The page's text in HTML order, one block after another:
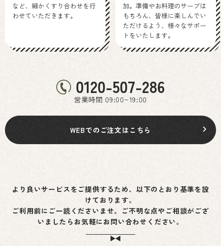
など、細かくすり合わせを行
わせていただきます。
加。準備やお料理のサーブは
もちろん、皆様に楽しんでい
ただけるよう、様々なサポー
トをいたします。
0120-507-286
営業時間 09:00~19:00
WEBでのご注文はこちら
より良いサービスをご提供するため、以下のとおり基準を設
けております。
ご利用前にご一読くださいませ。ご不明な点やご相談がござ
いましたらお気軽にお問い合わせください。